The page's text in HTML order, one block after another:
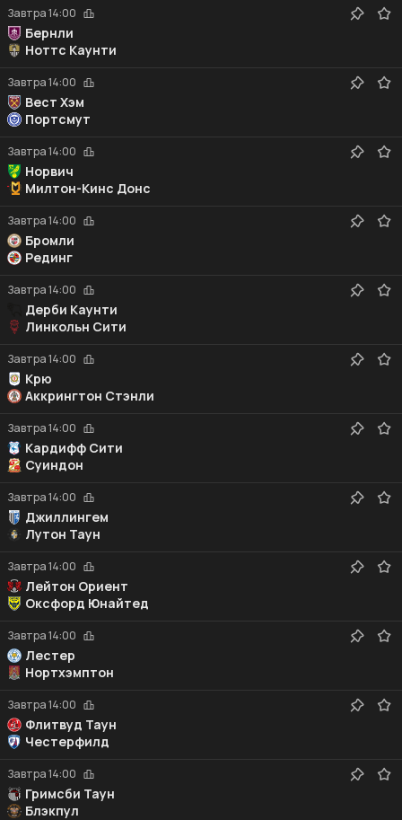
Завтра14:00
Бернли
Ноттс Каунти
Завтра14:00
Вест Хэм
Портсмут
Завтра14:00
Норвич
Милтон-Кинс Донс
Завтра14:00
Бромли
Рединг
Завтра14:00
Дерби Каунти
Линкольн Сити
Завтра14:00
Крю
Аккрингтон Стэнли
Завтра14:00
Кардифф Сити
Суиндон
Завтра14:00
Джиллингем
Лутон Таун
Завтра14:00
Лейтон Ориент
Оксфорд Юнайтед
Завтра14:00
Лестер
Нортхэмптон
Завтра14:00
Флитвуд Таун
Честерфилд
Завтра14:00
Гримсби Таун
Блэкпул